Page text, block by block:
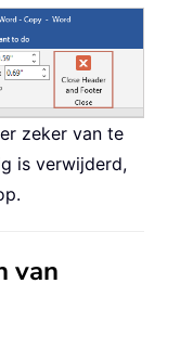
zeker van te
is verwijderd,
van